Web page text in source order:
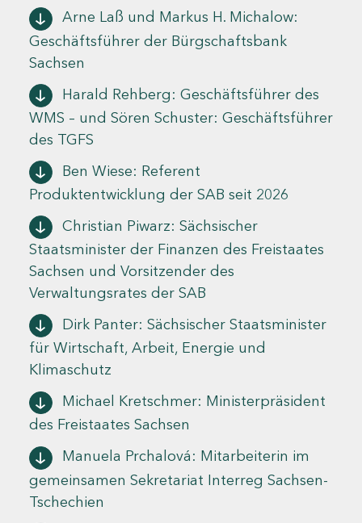
Arne Laß und Markus H. Michalow:
Geschäftsführer der Bürgschaftsbank
Sachsen
Harald Rehberg: Geschäftsführer des
WMS – und Sören Schuster: Geschäftsführer
des TGFS
Ben Wiese: Referent
Produktentwicklung der SAB seit 2026
Christian Piwarz: Sächsischer
Staatsminister der Finanzen des Freistaates
Sachsen und Vorsitzender des
Verwaltungsrates der SAB
Dirk Panter: Sächsischer Staatsminister
für Wirtschaft, Arbeit, Energie und
Klimaschutz
Michael Kretschmer: Ministerpräsident
des Freistaates Sachsen
Manuela Prchalová: Mitarbeiterin im
gemeinsamen Sekretariat Interreg Sachsen-
Tschechien